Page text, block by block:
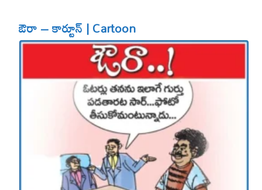
ఔరా – కార్టూన్ | Cartoon